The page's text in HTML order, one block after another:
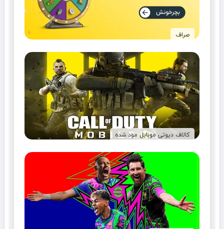
صراف
کالاف دیوتی موبایل مود شده